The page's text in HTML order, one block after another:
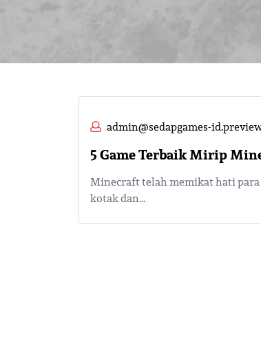
admin@sedapgames-
5 Game Terbaik Mirip
Minecraft telah memikat hati
kotak dan…